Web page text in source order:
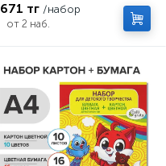
двусторонней бумаги
671 тг /набор
от 2 наб.